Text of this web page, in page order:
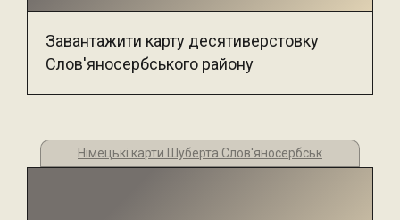
Завантажити карту десятиверстовку
Слов'яносербського району
Німецькі карти Шуберта Слов'яносербськ